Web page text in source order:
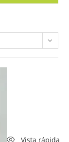
Vista rápida